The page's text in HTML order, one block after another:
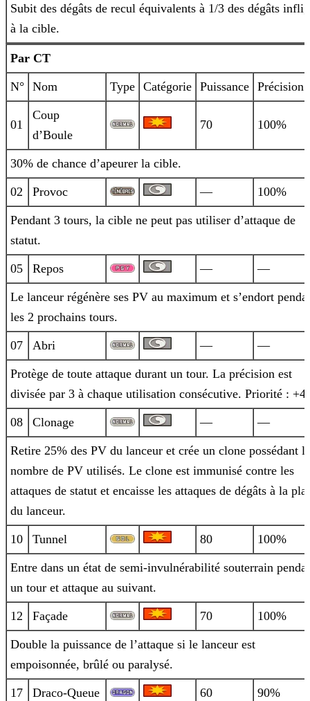
Subit des dégâts de recul équivalents à 1/3 des dégâts
à la cible.
Par CT
N° Nom Type Catégorie Puissance Précision
01
Coup
d’Boule
70 100%
30% de chance d’apeurer la cible.
02 Provoc — 100%
Pendant 3 tours, la cible ne peut pas utiliser d’attaque de
statut.
05 Repos — —
Le lanceur régénère ses PV au maximum et s’endort
les 2 prochains tours.
07 Abri — —
Protège de toute attaque durant un tour. La précision est
divisée par 3 à chaque utilisation consécutive. Priorité : +4.
08 Clonage — —
Retire 25% des PV du lanceur et crée un clone possédant le
nombre de PV utilisés. Le clone est immunisé contre les
attaques de statut et encaisse les attaques de dégâts à la
du lanceur.
10 Tunnel 80 100%
Entre dans un état de semi-invulnérabilité souterrain
un tour et attaque au suivant.
12 Façade 70 100%
Double la puissance de l’attaque si le lanceur est
empoisonnée, brûlé ou paralysé.
17 Draco-Queue 60 90%